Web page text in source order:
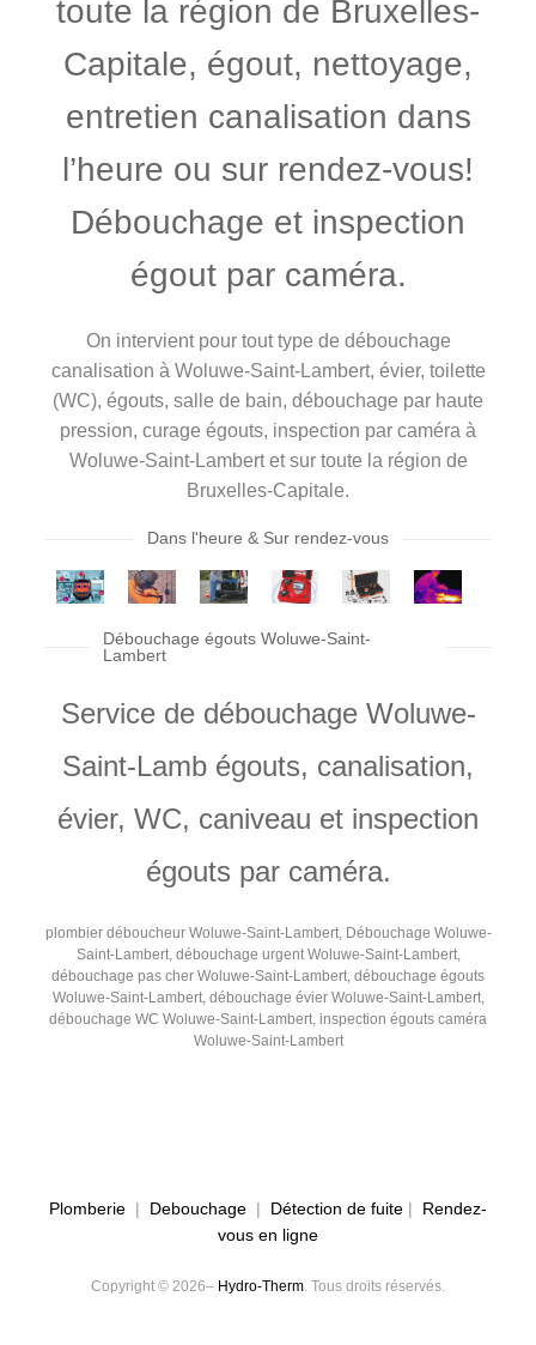
toute la région de Bruxelles-
Capitale, égout, nettoyage,
entretien canalisation dans
l’heure ou sur rendez-vous!
Débouchage et inspection
égout par caméra.
On intervient pour tout type de débouchage
canalisation à Woluwe-Saint-Lambert, évier, toilette
(WC), égouts, salle de bain, débouchage par haute
pression, curage égouts, inspection par caméra à
Woluwe-Saint-Lambert et sur toute la région de
Bruxelles-Capitale.
Dans l'heure & Sur rendez-vous
Débouchage égouts Woluwe-Saint-
Lambert
Service de débouchage Woluwe-
Saint-Lamb égouts, canalisation,
évier, WC, caniveau et inspection
égouts par caméra.
plombier déboucheur Woluwe-Saint-Lambert, Débouchage Woluwe-
Saint-Lambert, débouchage urgent Woluwe-Saint-Lambert,
débouchage pas cher Woluwe-Saint-Lambert, débouchage égouts
Woluwe-Saint-Lambert, débouchage évier Woluwe-Saint-Lambert,
débouchage WC Woluwe-Saint-Lambert, inspection égouts caméra
Woluwe-Saint-Lambert
Plomberie | Debouchage | Détection de fuite | Rendez-
vous en ligne
Copyright © 2026– Hydro-Therm. Tous droits réservés.